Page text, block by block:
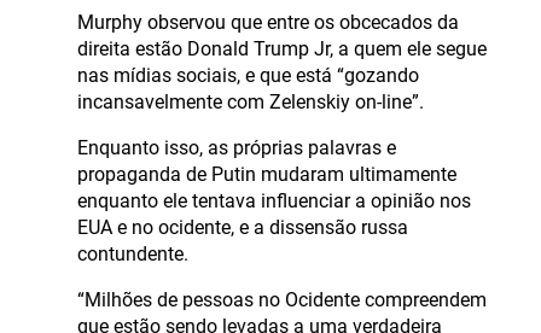
Murphy observou que entre os obcecados da
direita estão Donald Trump Jr, a quem ele segue
nas mídias sociais, e que está “gozando
incansavelmente com Zelenskiy on-line”.
Enquanto isso, as próprias palavras e
propaganda de Putin mudaram ultimamente
enquanto ele tentava influenciar a opinião nos
EUA e no ocidente, e a dissensão russa
contundente.
“Milhões de pessoas no Ocidente compreendem
que estão sendo levadas a uma verdadeira